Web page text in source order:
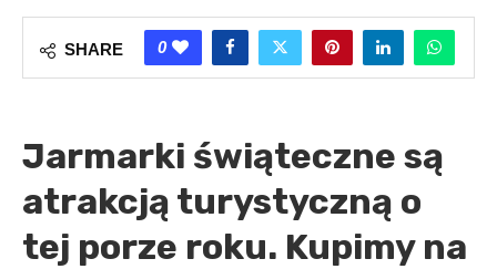
SHARE 0
Jarmarki świąteczne są
atrakcją turystyczną o
tej porze roku. Kupimy na